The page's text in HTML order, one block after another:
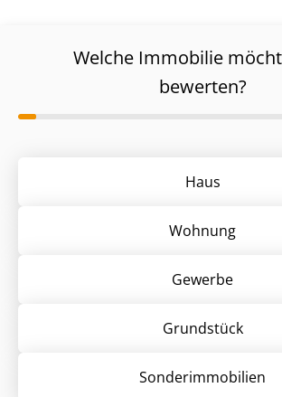
Welche Immobilie
bewerten?
Haus
Wohnung
Gewerbe
Grund­stück
Sonder­immobilien